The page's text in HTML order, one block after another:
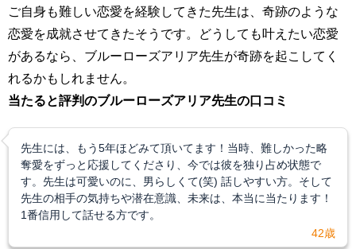
ご自身も難しい恋愛を経験してきた先生は、奇跡のような
恋愛を成就させてきたそうです。どうしても叶えたい恋愛
があるなら、ブルーローズアリア先生が奇跡を起こしてく
れるかもしれません。
当たると評判のブルーローズアリア先生の口コミ
先生には、もう5年ほどみて頂いてます！当時、難しかった略
奪愛をずっと応援してくださり、今では彼を独り占め状態で
す。先生は可愛いのに、男らしくて(笑) 話しやすい方。そして
先生の相手の気持ちや潜在意識、未来は、本当に当たります！
1番信用して話せる方です。
42歳